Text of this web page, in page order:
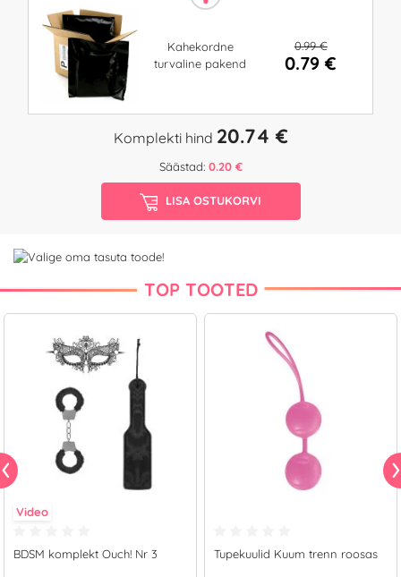
Kahekordne
turvaline pakend
0.99 €
0.79 €
Komplekti hind 20.74 €
Säästad: 0.20 €
LISA OSTUKORVI
TOP TOOTED
Video
BDSM komplekt Ouch! Nr 3 Tupekuulid Kuum trenn roosas